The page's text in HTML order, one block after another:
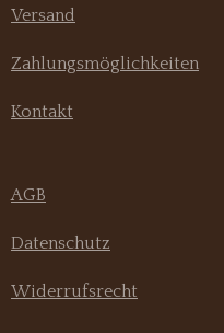
Versand
Zahlungsmöglichkeiten
Kontakt
AGB
Datenschutz
Widerrufsrecht